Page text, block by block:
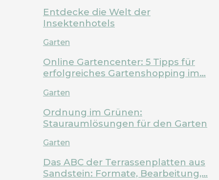
Entdecke die Welt der
Insektenhotels
Garten
Online Gartencenter: 5 Tipps für
erfolgreiches Gartenshopping im…
Garten
Ordnung im Grünen:
Stauraumlösungen für den Garten
Garten
Das ABC der Terrassenplatten aus
Sandstein: Formate, Bearbeitung,…